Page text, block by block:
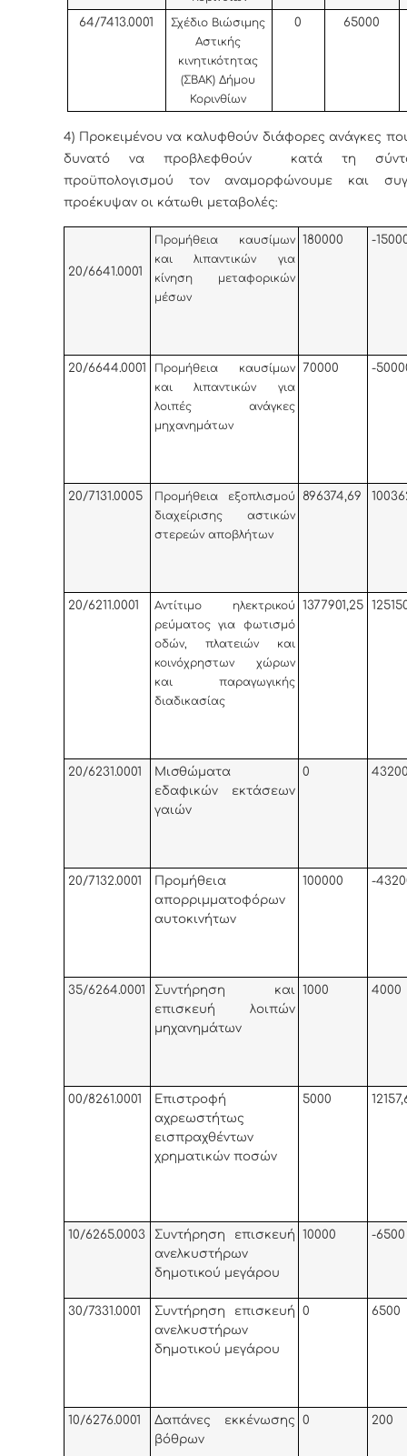
64/7413.0001
Σχέδιο Βιώσιμης
Αστικής
κινητικότητας
(ΣΒΑΚ) Δήμου
Κορινθίων
0 65000
4) Προκειμένου να καλυφθούν διάφορες ανάγκες
δυνατό να προβλεφθούν κατά τη
προϋπολογισμού τον αναμορφώνουμε και
προέκυψαν οι κάτωθι μεταβολές:
20/6641.0001
Προμήθεια καυσίμων
και λιπαντικών για
κίνηση μεταφορικών
μέσων
180000 -
20/6644.0001
Προμήθεια καυσίμων
και λιπαντικών για
λοιπές ανάγκες
μηχανημάτων
70000 -
20/7131.0005
Προμήθεια εξοπλισμού
διαχείρισης αστικών
στερεών αποβλήτων
896374,69
20/6211.0001
Αντίτιμο ηλεκτρικού
ρεύματος για φωτισμό
οδών, πλατειών και
κοινόχρηστων χώρων
και παραγωγικής
διαδικασίας
1377901,25
20/6231.0001
Μισθώματα
εδαφικών εκτάσεων
γαιών
0
20/7132.0001
Προμήθεια
απορριμματοφόρων
αυτοκινήτων
100000 -
35/6264.0001
Συντήρηση και
επισκευή λοιπών
μηχανημάτων
1000 4000
00/8261.0001
Επιστροφή
αχρεωστήτως
εισπραχθέντων
χρηματικών ποσών
5000
10/6265.0003
Συντήρηση επισκευή
ανελκυστήρων
δημοτικού μεγάρου
10000 -6500
30/7331.0001
Συντήρηση επισκευή
ανελκυστήρων
δημοτικού μεγάρου
0 6500
10/6276.0001
Δαπάνες εκκένωσης
βόθρων
0 200